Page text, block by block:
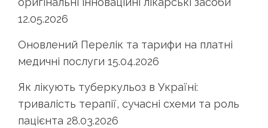
12.05.2026
Оновлений Перелік та тарифи на платні
медичні послуги 15.04.2026
Як лікують туберкульоз в Україні:
тривалість терапії, сучасні схеми та роль
пацієнта 28.03.2026